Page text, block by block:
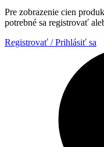
Pre zobrazenie cien
potrebné sa registrovať
Registrovať / Prihlásiť sa